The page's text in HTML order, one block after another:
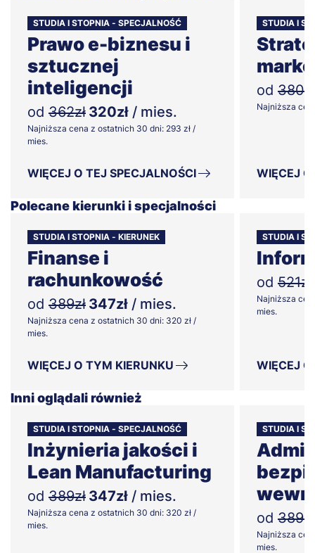
STUDIA I STOPNIA - SPECJALNOŚĆ
Prawo e-biznesu i
sztucznej
inteligencji
od 362zł 320zł / mies.
Najniższa cena z ostatnich 30 dni: 293 zł /
mies.
WIĘCEJ O TEJ SPECJALNOŚCI
STUDIA I
od 380zł
Najniższa
WIĘCEJ
Polecane kierunki i specjalności
STUDIA I STOPNIA - KIERUNEK
Finanse i
rachunkowość
od 389zł 347zł / mies.
Najniższa cena z ostatnich 30 dni: 320 zł /
mies.
WIĘCEJ O TYM KIERUNKU
STUDIA I
od 521zł
Najniższa
mies.
WIĘCEJ
Inni oglądali również
STUDIA I STOPNIA - SPECJALNOŚĆ
Inżynieria jakości i
Lean Manufacturing
od 389zł 347zł / mies.
Najniższa cena z ostatnich 30 dni: 320 zł /
mies.
STUDIA I
od 389zł
Najniższa
mies.